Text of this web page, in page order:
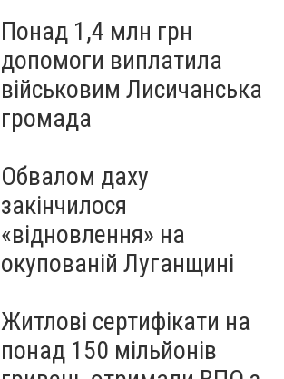
Понад 1,4 млн грн
допомоги виплатила
військовим Лисичанська
громада
Обвалом даху
закінчилося
«відновлення» на
окупованій Луганщині
Житлові сертифікати на
понад 150 мільйонів